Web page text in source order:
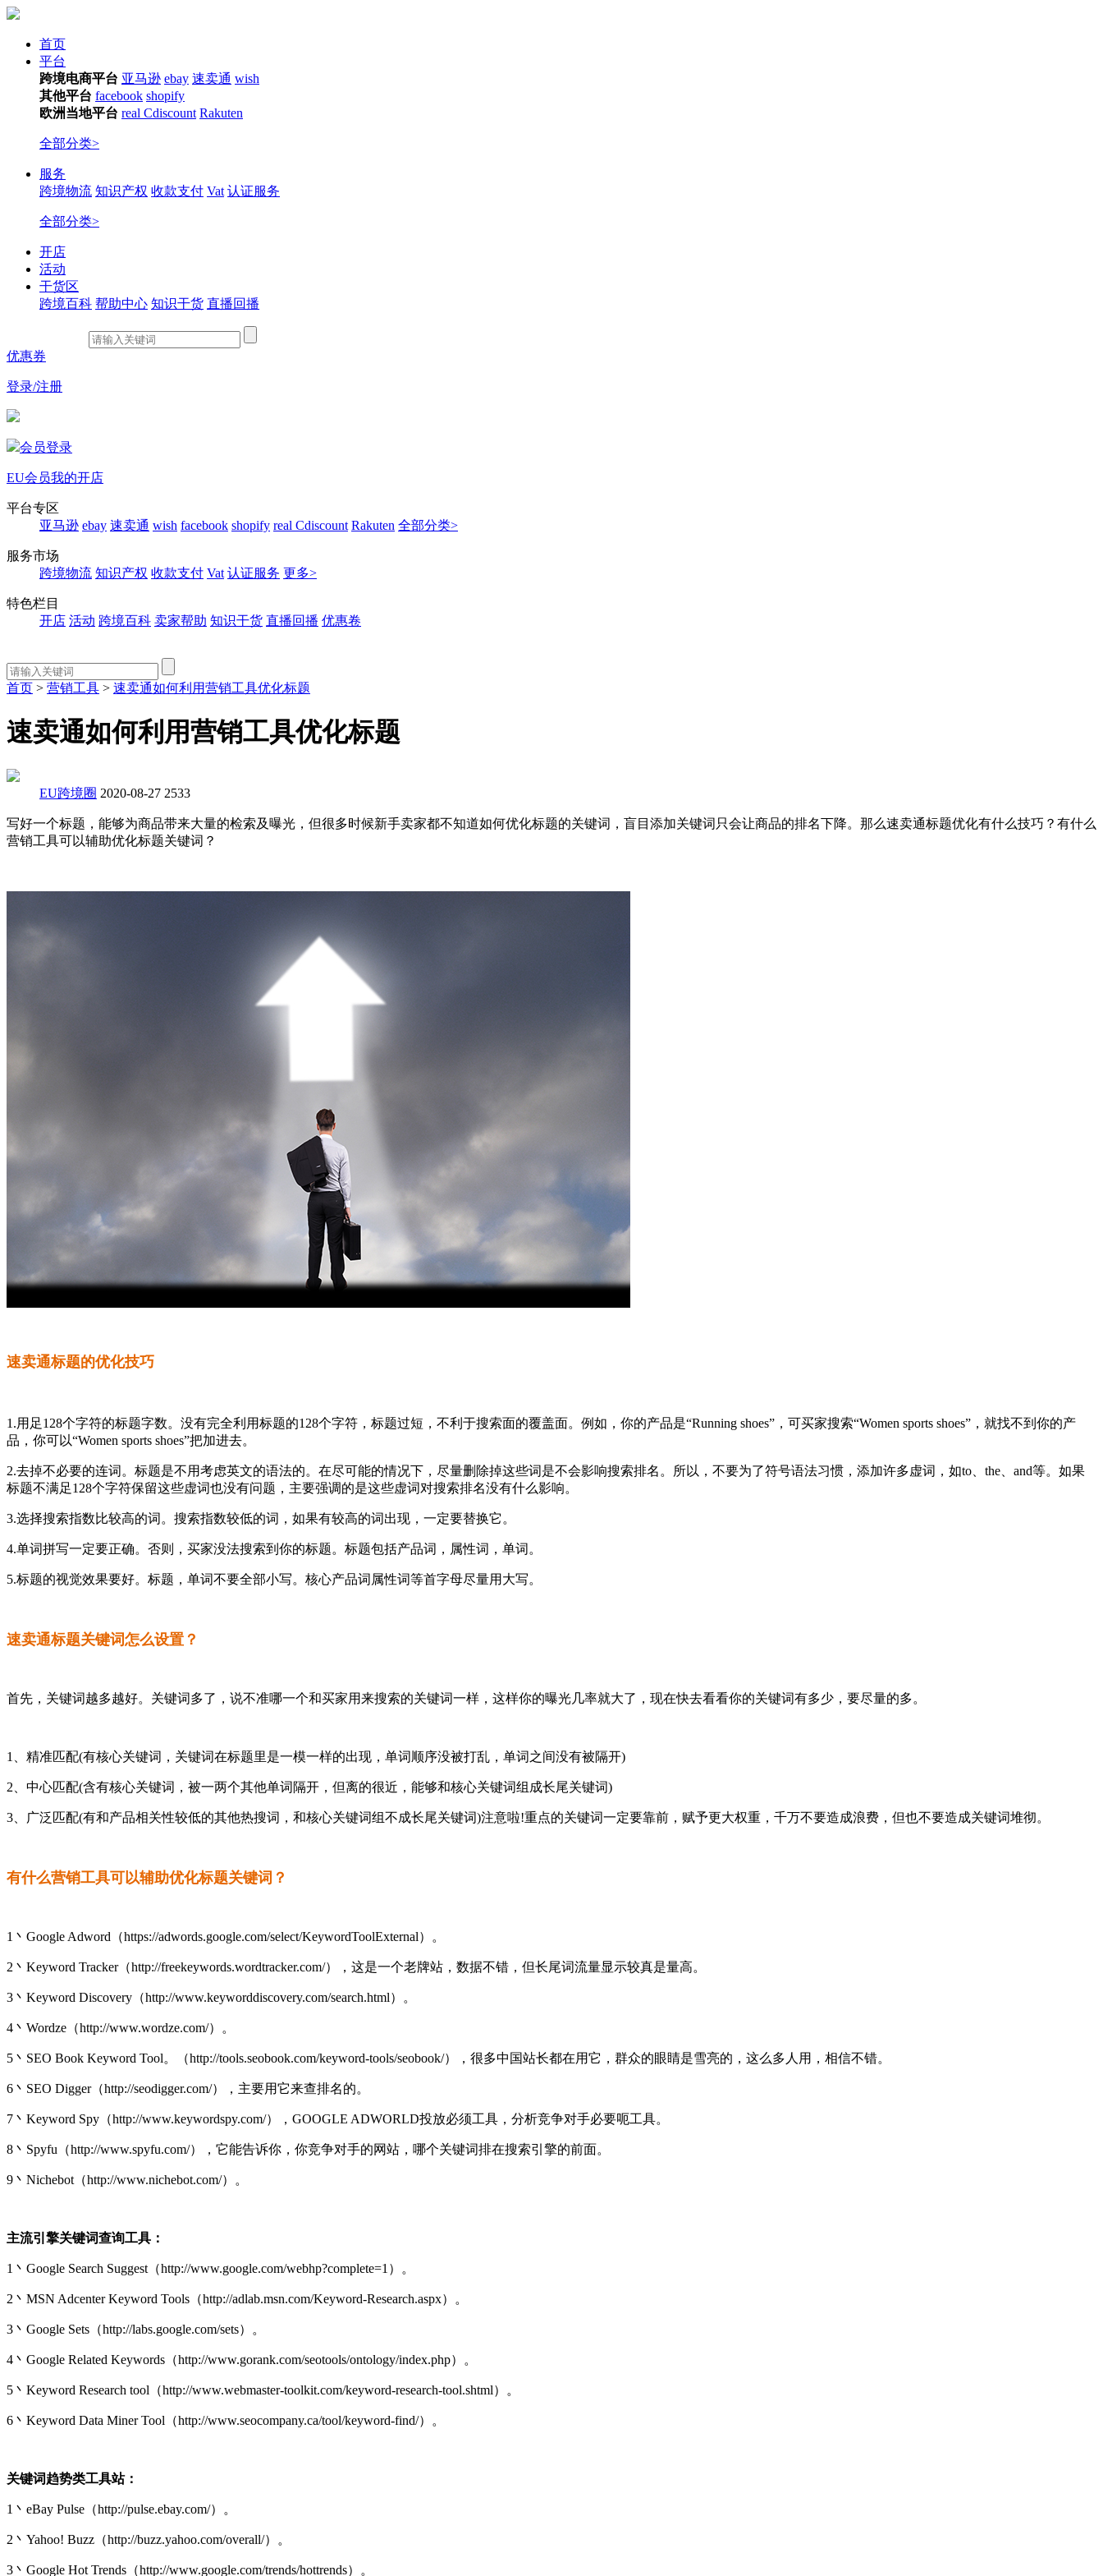
首页
平台
跨境电商平台 亚马逊 ebay 速卖通 wish
其他平台 facebook shopify
欧洲当地平台 real Cdiscount Rakuten
全部分类>
服务
跨境物流 知识产权 收款支付 Vat 认证服务
全部分类>
开店
活动
干货区
跨境百科 帮助中心 知识干货 直播回播
优惠券
登录/注册
会员登录
EU会员我的开店
平台专区
亚马逊 ebay 速卖通 wish facebook shopify real Cdiscount Rakuten 全部分类>
服务市场
跨境物流 知识产权 收款支付 Vat 认证服务 更多>
特色栏目
开店 活动 跨境百科 卖家帮助 知识干货 直播回播 优惠卷
首页 > 营销工具 > 速卖通如何利用营销工具优化标题
速卖通如何利用营销工具优化标题
EU跨境圈 2020-08-27 2533
写好一个标题，能够为商品带来大量的检索及曝光，但很多时候新手卖家都不知道如何优化标题的关键词，盲目添加关键词只会让商品的排名下降。那么速卖通标题优化有什么技巧？有什么
营销工具可以辅助优化标题关键词？
速卖通标题的优化技巧
1.用足128个字符的标题字数。没有完全利用标题的128个字符，标题过短，不利于搜索面的覆盖面。例如，你的产品是“Running shoes”，可买家搜索“Women sports shoes”，就找不到你的产
品，你可以“Women sports shoes”把加进去。
2.去掉不必要的连词。标题是不用考虑英文的语法的。在尽可能的情况下，尽量删除掉这些词是不会影响搜索排名。所以，不要为了符号语法习惯，添加许多虚词，如to、the、and等。如果
标题不满足128个字符保留这些虚词也没有问题，主要强调的是这些虚词对搜索排名没有什么影响。
3.选择搜索指数比较高的词。搜索指数较低的词，如果有较高的词出现，一定要替换它。
4.单词拼写一定要正确。否则，买家没法搜索到你的标题。标题包括产品词，属性词，单词。
5.标题的视觉效果要好。标题，单词不要全部小写。核心产品词属性词等首字母尽量用大写。
速卖通标题关键词怎么设置？
首先，关键词越多越好。关键词多了，说不准哪一个和买家用来搜索的关键词一样，这样你的曝光几率就大了，现在快去看看你的关键词有多少，要尽量的多。
1、精准匹配(有核心关键词，关键词在标题里是一模一样的出现，单词顺序没被打乱，单词之间没有被隔开)
2、中心匹配(含有核心关键词，被一两个其他单词隔开，但离的很近，能够和核心关键词组成长尾关键词)
3、广泛匹配(有和产品相关性较低的其他热搜词，和核心关键词组不成长尾关键词)注意啦!重点的关键词一定要靠前，赋予更大权重，千万不要造成浪费，但也不要造成关键词堆彻。
有什么营销工具可以辅助优化标题关键词？
1丶Google Adword（https://adwords.google.com/select/KeywordToolExternal）。
2丶Keyword Tracker（http://freekeywords.wordtracker.com/），这是一个老牌站，数据不错，但长尾词流量显示较真是量高。
3丶Keyword Discovery（http://www.keyworddiscovery.com/search.html）。
4丶Wordze（http://www.wordze.com/）。
5丶SEO Book Keyword Tool。（http://tools.seobook.com/keyword-tools/seobook/），很多中国站长都在用它，群众的眼睛是雪亮的，这么多人用，相信不错。
6丶SEO Digger（http://seodigger.com/），主要用它来查排名的。
7丶Keyword Spy（http://www.keywordspy.com/），GOOGLE ADWORLD投放必须工具，分析竞争对手必要呃工具。
8丶Spyfu（http://www.spyfu.com/），它能告诉你，你竞争对手的网站，哪个关键词排在搜索引擎的前面。
9丶Nichebot（http://www.nichebot.com/）。
主流引擎关键词查询工具：
1丶Google Search Suggest（http://www.google.com/webhp?complete=1）。
2丶MSN Adcenter Keyword Tools（http://adlab.msn.com/Keyword-Research.aspx）。
3丶Google Sets（http://labs.google.com/sets）。
4丶Google Related Keywords（http://www.gorank.com/seotools/ontology/index.php）。
5丶Keyword Research tool（http://www.webmaster-toolkit.com/keyword-research-tool.shtml）。
6丶Keyword Data Miner Tool（http://www.seocompany.ca/tool/keyword-find/）。
关键词趋势类工具站：
1丶eBay Pulse（http://pulse.ebay.com/）。
2丶Yahoo! Buzz（http://buzz.yahoo.com/overall/）。
3丶Google Hot Trends（http://www.google.com/trends/hottrends）。